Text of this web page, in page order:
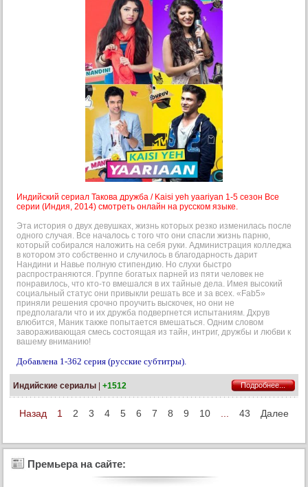
Индийский сериал Такова дружба / Kaisi yeh yaariyan 1-5 сезон Все
серии (Индия, 2014) смотреть онлайн на русском языке.
Эта история о двух девушках, жизнь которых резко изменилась после
одного случая. Все началось с того что они спасли жизнь парню,
который собирался наложить на себя руки. Администрация колледжа
в котором это собственно и случилось в благодарность дарит
Нандини и Навье полную стипендию. Но слухи быстро
распространяются. Группе богатых парней из пяти человек не
понравилось, что кто-то вмешался в их тайные дела. Имея высокий
социальный статус они привыкли решать все и за всех. «Fab5»
приняли решения срочно проучить выскочек, но они не
предполагали что и их дружба подвергнется испытаниям. Дхрув
влюбится, Маник также попытается вмешаться. Одним словом
завораживающая смесь состоящая из тайн, интриг, дружбы и любви к
вашему вниманию!
Добавлена 1-362 серия (русские субтитры).
Индийские сериалы | +1512 Подробнее...
Назад 1 2 3 4 5 6 7 8 9 10 43 Далее
Премьера на сайте: